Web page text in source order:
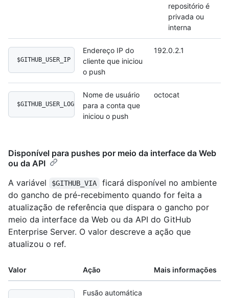
repositório é
privada ou
interna
$GITHUB_USER_IP
Endereço IP do
cliente que iniciou
o push
192.0.2.1
$GITHUB_USER_LOGIN
Nome de usuário
para a conta que
iniciou o push
octocat
Disponível para pushes por meio da interface da Web
ou da API
A variável
$GITHUB_VIA
ficará disponível no ambiente
do gancho de pré-recebimento quando for feita a
atualização de referência que dispara o gancho por
meio da interface da Web ou da API do GitHub
Enterprise Server. O valor descreve a ação que
atualizou o ref.
Valor Ação Mais informações
Fusão automática